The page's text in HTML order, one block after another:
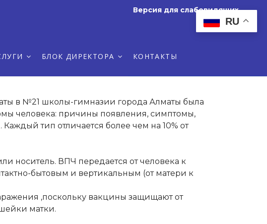
Версия для слабовидящих
БЛОК ДИРЕКТОРА КОНТАКТЫ
Вирус папилломы человека:
способы лечения
в №21 школы-гимназии города Алматы была
человека: причины появления, симптомы,
тип отличается более чем на 10% от
носитель. ВПЧ передается от человека к
бытовым и вертикальным (от матери к
,поскольку вакцины защищают от
матки.
RU